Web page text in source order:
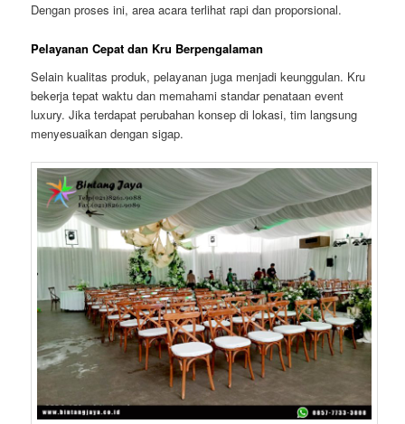
Dengan proses ini, area acara terlihat rapi dan proporsional.
Pelayanan Cepat dan Kru Berpengalaman
Selain kualitas produk, pelayanan juga menjadi keunggulan. Kru
bekerja tepat waktu dan memahami standar penataan event
luxury. Jika terdapat perubahan konsep di lokasi, tim langsung
menyesuaikan dengan sigap.